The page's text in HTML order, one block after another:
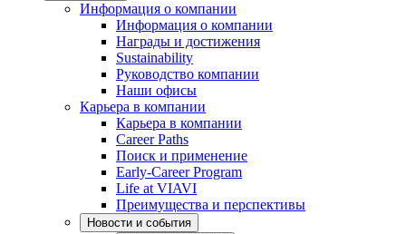
Информация о компании
Информация о компании
Награды и достижения
Sustainability
Руководство компании
Наши офисы
Карьера в компании
Карьера в компании
Career Paths
Поиск и применение
Early-Career Program
Life at VIAVI
Преимущества и перспективы
Новости и события